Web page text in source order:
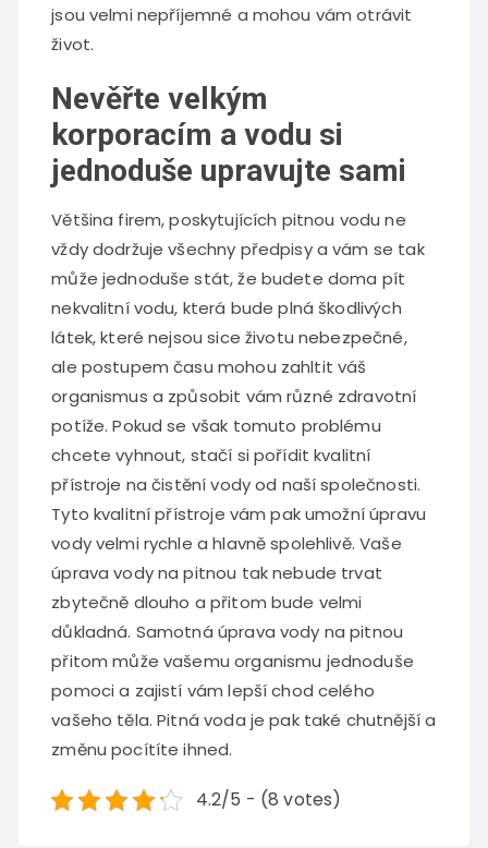
jsou velmi nepříjemné a mohou vám otrávit
život.
Nevěřte velkým
korporacím a vodu si
jednoduše upravujte sami
Většina firem, poskytujících pitnou vodu ne
vždy dodržuje všechny předpisy a vám se tak
může jednoduše stát, že budete doma pít
nekvalitní vodu, která bude plná škodlivých
látek, které nejsou sice životu nebezpečné,
ale postupem času mohou zahltit váš
organismus a způsobit vám různé zdravotní
potíže. Pokud se však tomuto problému
chcete vyhnout, stačí si pořídit kvalitní
přístroje na čistění vody od naší společnosti.
Tyto kvalitní přístroje vám pak umožní úpravu
vody velmi rychle a hlavně spolehlivě. Vaše
úprava vody na pitnou tak nebude trvat
zbytečně dlouho a přitom bude velmi
důkladná. Samotná úprava vody na pitnou
přitom může vašemu organismu jednoduše
pomoci a zajistí vám lepší chod celého
vašeho těla. Pitná voda je pak také chutnější a
změnu pocítíte ihned.
4.2/5 - (8 votes)